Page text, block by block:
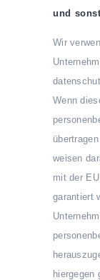
und
Wir
Wenn
weisen
mit der
garantiert
hiergegen